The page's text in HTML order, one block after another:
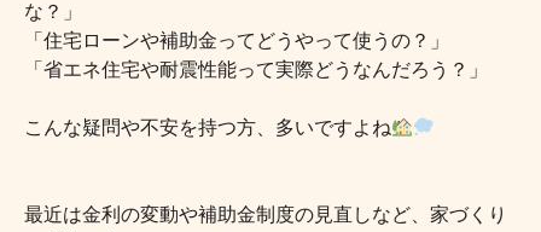
な？」
「住宅ローンや補助金ってどうやって使うの？」
「省エネ住宅や耐震性能って実際どうなんだろう？」
こんな疑問や不安を持つ方、多いですよね
最近は金利の変動や補助金制度の見直しなど、家づくり